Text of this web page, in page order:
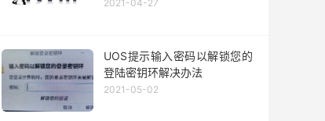
2021-04-27
UOS提示输入密码以解锁您的
登陆密钥环解决办法
2021-05-02